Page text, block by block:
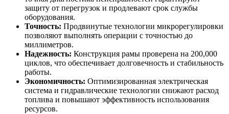
защиту от перегрузок и продлевают срок службы
оборудования.
Точность: Продвинутые технологии микрорегулировки
позволяют выполнять операции с точностью до
миллиметров.
Надежность: Конструкция рамы проверена на 200,000
циклов, что обеспечивает долговечность и стабильность
работы.
Экономичность: Оптимизированная электрическая
система и гидравлические технологии снижают расход
топлива и повышают эффективность использования
ресурсов.